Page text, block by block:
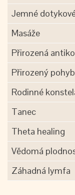
Jemné
Masáže
Přirozená
Přirozený pohyb
Rodinné
Tanec
Theta healing
Vědomá
Záhadná lymfa